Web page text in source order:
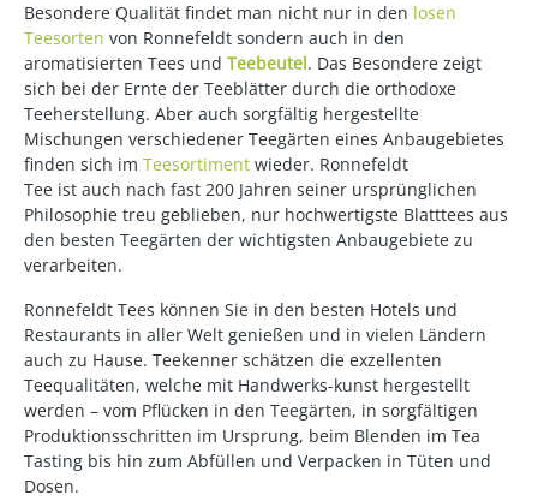
Besondere Qualität findet man nicht nur in den losen
Teesorten von Ronnefeldt sondern auch in den
aromatisierten Tees und Teebeutel. Das Besondere zeigt
sich bei der Ernte der Teeblätter durch die orthodoxe
Teeherstellung. Aber auch sorgfältig hergestellte
Mischungen verschiedener Teegärten eines Anbaugebietes
finden sich im Teesortiment wieder. Ronnefeldt
Tee ist auch nach fast 200 Jahren seiner ursprünglichen
Philosophie treu geblieben, nur hochwertigste Blatttees aus
den besten Teegärten der wichtigsten Anbaugebiete zu
verarbeiten.
Ronnefeldt Tees können Sie in den besten Hotels und
Restaurants in aller Welt genießen und in vielen Ländern
auch zu Hause. Teekenner schätzen die exzellenten
Teequalitäten, welche mit Handwerks-kunst hergestellt
werden – vom Pflücken in den Teegärten, in sorgfältigen
Produktionsschritten im Ursprung, beim Blenden im Tea
Tasting bis hin zum Abfüllen und Verpacken in Tüten und
Dosen.